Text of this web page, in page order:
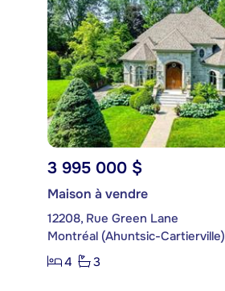
3 995 000 $
Maison à vendre
12208, Rue Green Lane
Montréal (Ahuntsic-Cartierville)
4
3